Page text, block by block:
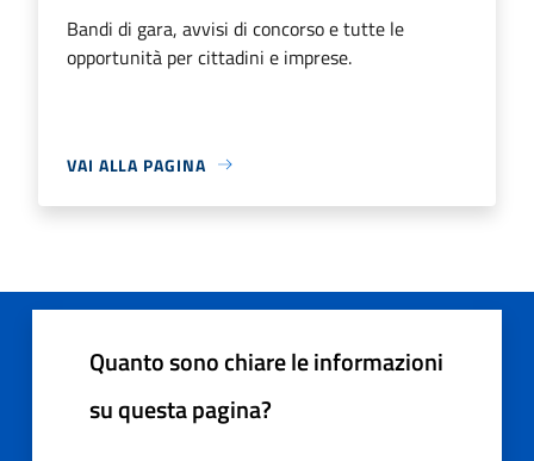
Bandi di gara, avvisi di concorso e tutte le
opportunità per cittadini e imprese.
VAI ALLA PAGINA
Quanto sono chiare le informazioni
su questa pagina?